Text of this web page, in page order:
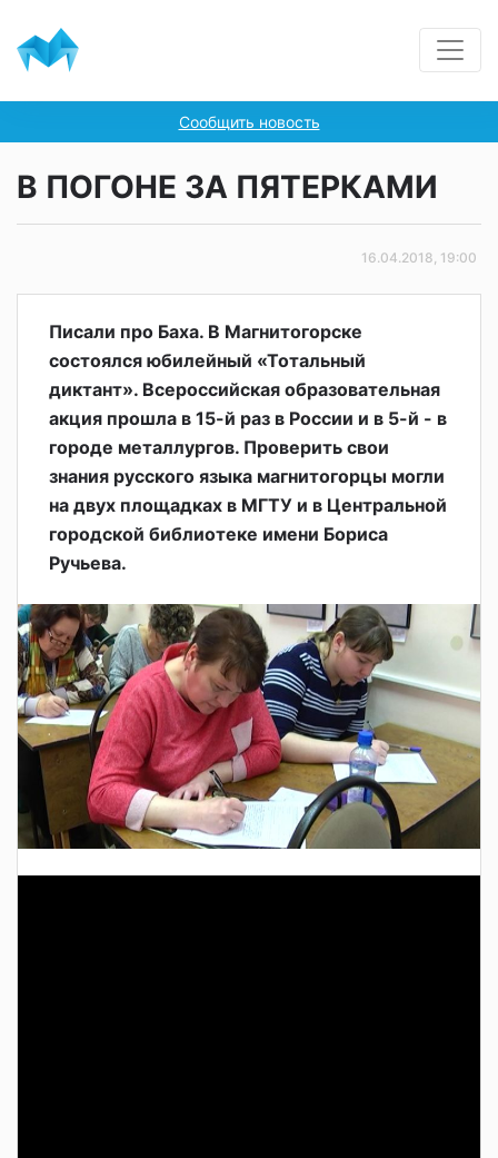
Сообщить новость
В ПОГОНЕ ЗА ПЯТЕРКАМИ
16.04.2018, 19:00
Писали про Баха. В Магнитогорске
состоялся юбилейный «Тотальный
диктант». Всероссийская образовательная
акция прошла в 15-й раз в России и в 5-й - в
городе металлургов. Проверить свои
знания русского языка магнитогорцы могли
на двух площадках в МГТУ и в Центральной
городской библиотеке имени Бориса
Ручьева.